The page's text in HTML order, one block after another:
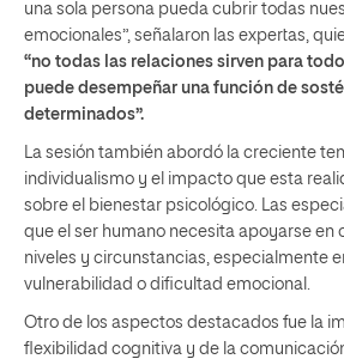
una sola persona pueda cubrir todas
emocionales”, señalaron las expertas,
“no todas las relaciones sirven para
puede desempeñar una función de
determinados”.
La sesión también abordó la creciente
individualismo y el impacto que esta
sobre el bienestar psicológico. Las
que el ser humano necesita apoyarse en
niveles y circunstancias, especialmente
vulnerabilidad o dificultad emocional.
Otro de los aspectos destacados fue la
flexibilidad cognitiva y de la